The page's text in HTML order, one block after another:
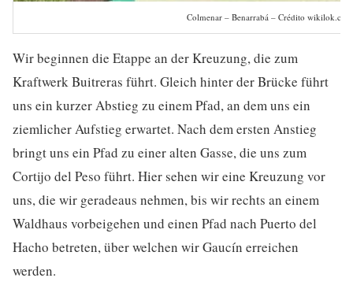
Colmenar – Benarrabá – Crédito wikilok.com
Wir beginnen die Etappe an der Kreuzung, die zum
Kraftwerk Buitreras führt. Gleich hinter der Brücke führt
uns ein kurzer Abstieg zu einem Pfad, an dem uns ein
ziemlicher Aufstieg erwartet. Nach dem ersten Anstieg
bringt uns ein Pfad zu einer alten Gasse, die uns zum
Cortijo del Peso führt. Hier sehen wir eine Kreuzung vor
uns, die wir geradeaus nehmen, bis wir rechts an einem
Waldhaus vorbeigehen und einen Pfad nach Puerto del
Hacho betreten, über welchen wir Gaucín erreichen
werden.